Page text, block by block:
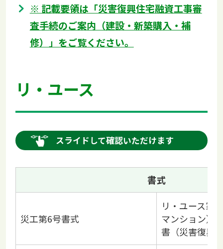
※ 記載要領は「災害復興住宅融資工事審
査手続のご案内（建設・新築購入・補
修）」をご覧ください。
リ・ユース
スライドして確認いただけます
書式
災工第6号書式
リ・ユース家
マンション）
書（災害復興